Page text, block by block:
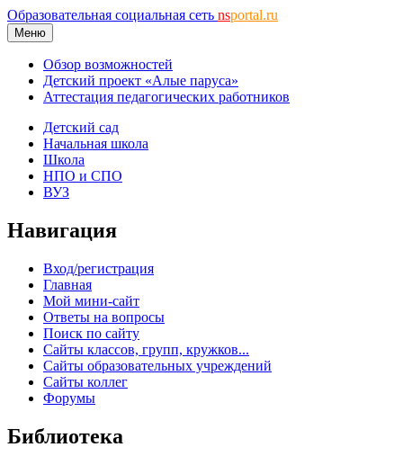
Образовательная социальная сеть nsportal.ru
Меню
Обзор возможностей
Детский проект «Алые паруса»
Аттестация педагогических работников
Детский сад
Начальная школа
Школа
НПО и СПО
ВУЗ
Навигация
Вход/регистрация
Главная
Мой мини-сайт
Ответы на вопросы
Поиск по сайту
Сайты классов, групп, кружков...
Сайты образовательных учреждений
Сайты коллег
Форумы
Библиотека